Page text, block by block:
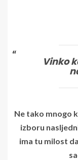
Vinko
Ne tako mnogo
izboru
ima tu milost